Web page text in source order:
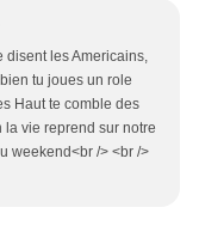
disent les Americains,
tu joues un role
Haut te comble des
la vie reprend sur notre
weekend<br /> <br />